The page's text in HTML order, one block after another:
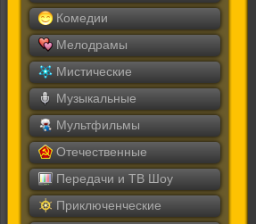
Комедии
Мелодрамы
Мистические
Музыкальные
Мультфильмы
Отечественные
Передачи и ТВ Шоу
Приключенческие